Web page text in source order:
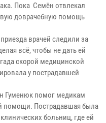
Пока Семён отвлекал
доврачебную помощь
врачей следили за
всё, чтобы не дать ей
скорой медицинской
у пострадавшей
Гуменюк помог медикам
помощи. Пострадавшая была
больниц, где ей